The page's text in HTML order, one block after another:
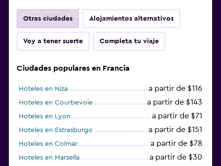
Otras ciudades Alojamientos alternativos
Voy a tener suerte Completa tu viaje
Ciudades populares en Francia
Hoteles en Niza a partir de $116
Hoteles en Courbevoie a partir de $143
Hoteles en Lyon a partir de $71
Hoteles en Estrasburgo a partir de $151
Hoteles en Colmar a partir de $78
Hoteles en Marsella a partir de $30